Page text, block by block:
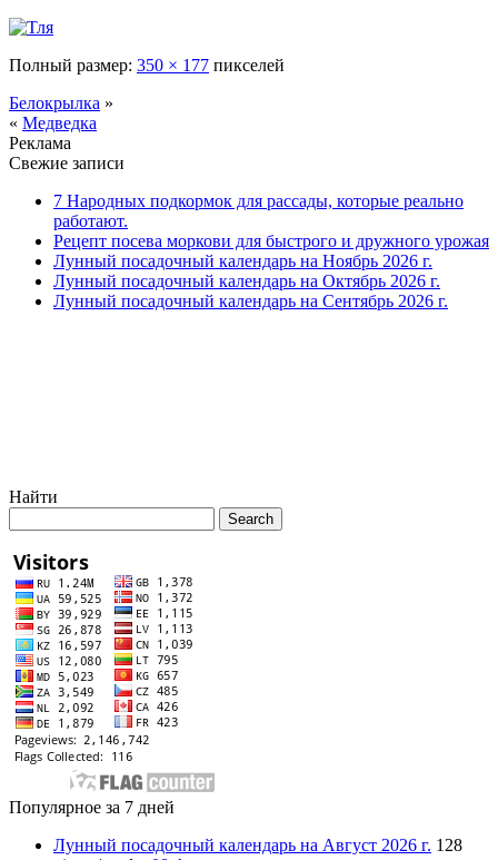
Полный размер: 350 × 177 пикселей
Белокрылка »
« Медведка
Реклама
Свежие записи
7 Народных подкормок для рассады, которые реально
работают.
Рецепт посева моркови для быстрого и дружного урожая
Лунный посадочный календарь на Ноябрь 2026 г.
Лунный посадочный календарь на Октябрь 2026 г.
Лунный посадочный календарь на Сентябрь 2026 г.
Найти
Популярное за 7 дней
Лунный посадочный календарь на Август 2026 г. 128